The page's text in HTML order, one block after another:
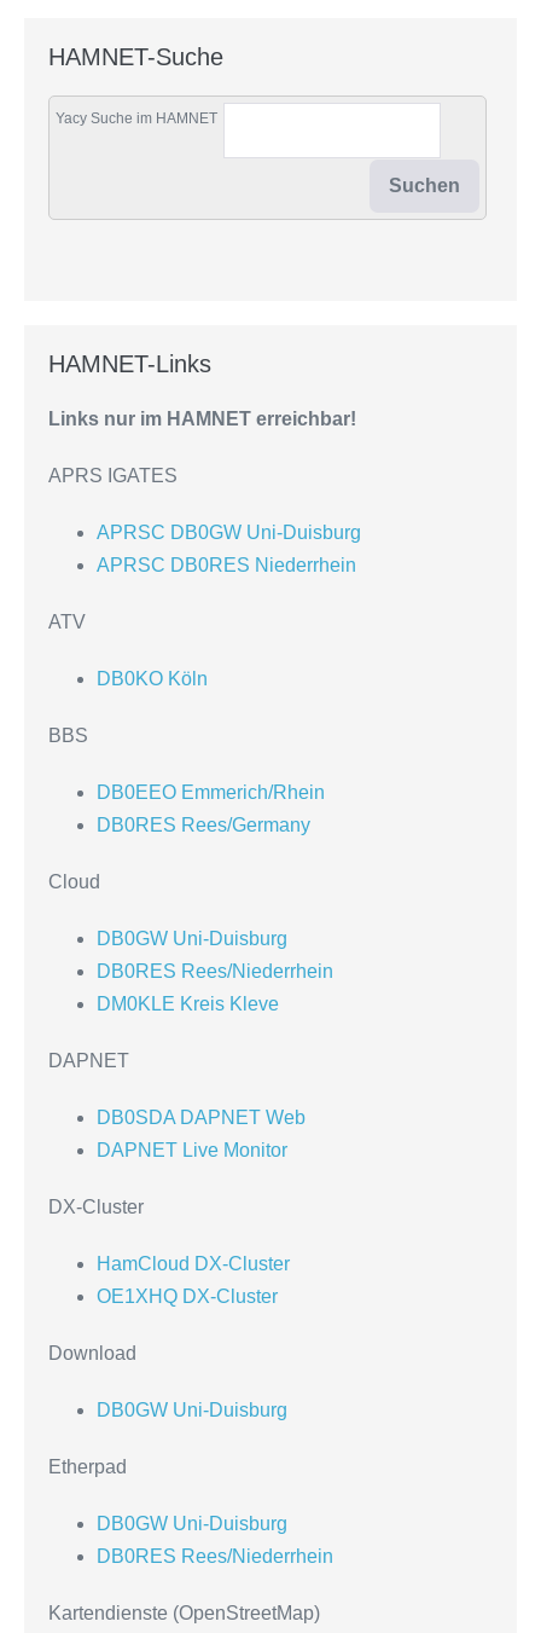
HAMNET-Suche
Yacy Suche im HAMNET
HAMNET-Links
Links nur im HAMNET erreichbar!
APRS IGATES
APRSC DB0GW Uni-Duisburg
APRSC DB0RES Niederrhein
ATV
DB0KO Köln
BBS
DB0EEO Emmerich/Rhein
DB0RES Rees/Germany
Cloud
DB0GW Uni-Duisburg
DB0RES Rees/Niederrhein
DM0KLE Kreis Kleve
DAPNET
DB0SDA DAPNET Web
DAPNET Live Monitor
DX-Cluster
HamCloud DX-Cluster
OE1XHQ DX-Cluster
Download
DB0GW Uni-Duisburg
Etherpad
DB0GW Uni-Duisburg
DB0RES Rees/Niederrhein
Kartendienste (OpenStreetMap)